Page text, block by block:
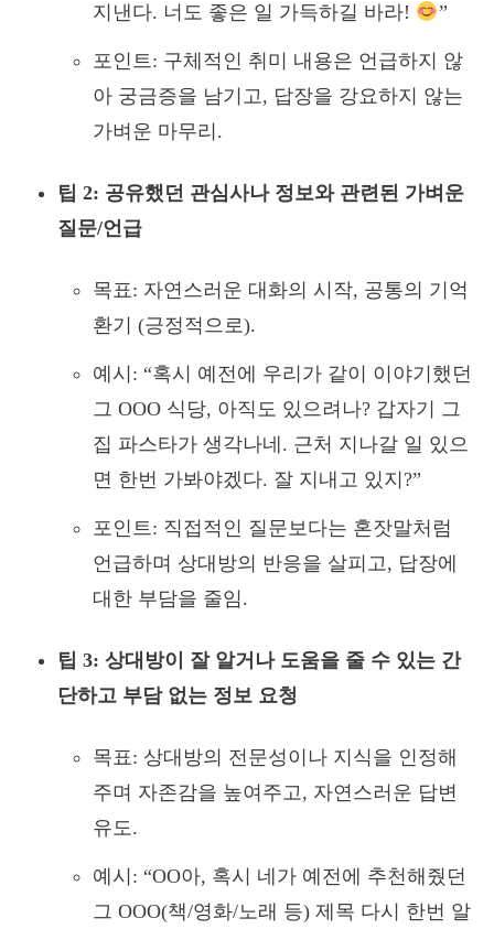
지낸다. 너도 좋은 일 가득하길 바라!
”
포인트: 구체적인 취미 내용은 언급하지 않
아 궁금증을 남기고, 답장을 강요하지 않는
가벼운 마무리.
팁 2: 공유했던 관심사나 정보와 관련된 가벼운
질문/언급
목표: 자연스러운 대화의 시작, 공통의 기억
환기 (긍정적으로).
예시: “혹시 예전에 우리가 같이 이야기했던
그 OOO 식당, 아직도 있으려나? 갑자기 그
집 파스타가 생각나네. 근처 지나갈 일 있으
면 한번 가봐야겠다. 잘 지내고 있지?”
포인트: 직접적인 질문보다는 혼잣말처럼
언급하며 상대방의 반응을 살피고, 답장에
대한 부담을 줄임.
팁 3: 상대방이 잘 알거나 도움을 줄 수 있는 간
단하고 부담 없는 정보 요청
목표: 상대방의 전문성이나 지식을 인정해
주며 자존감을 높여주고, 자연스러운 답변
유도.
예시: “OO아, 혹시 네가 예전에 추천해줬던
그 OOO(책/영화/노래 등) 제목 다시 한번 알